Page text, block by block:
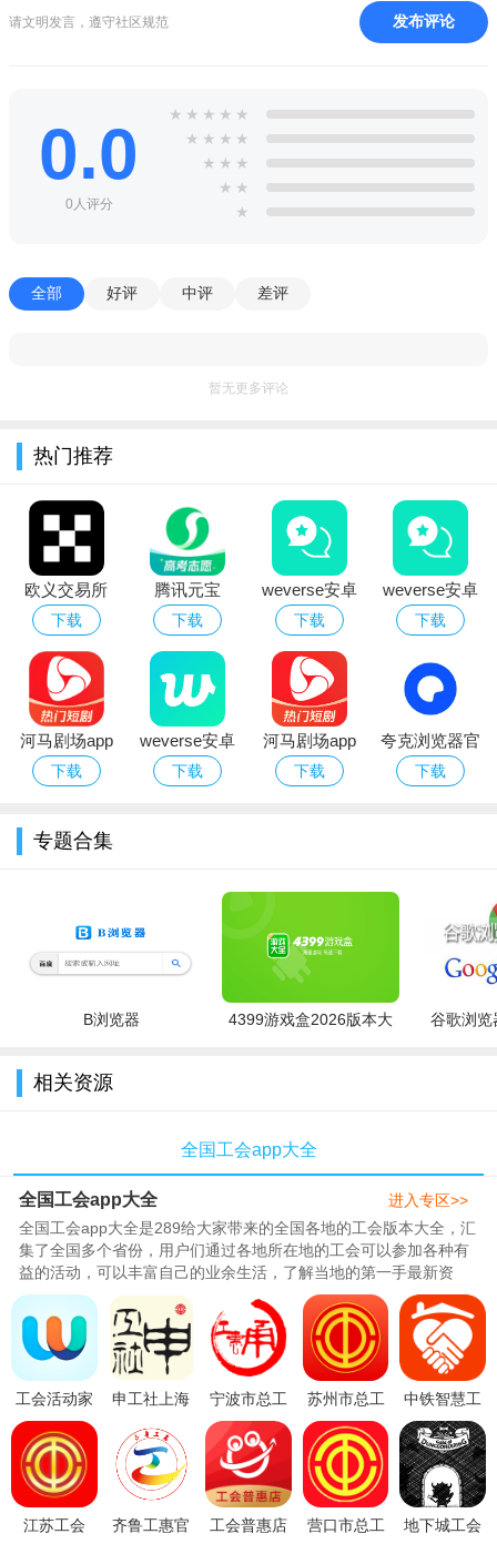
中行云工会安卓app2022最新版优势
2、将特色内容及时的呈现给用户，用户可随时随地的浏览新
闻，免费打球、挂号补助等，随时随地享受服务。
3、方便工会干部及工会会员办理业务，如入会、转会、建会
相关说明
署，通过简单的网上注册，就能轻松拥有工会管理系统。
请文明发言，遵守社区规范 发布评论
0.0
0人评分
★ ★ ★ ★ ★
★ ★ ★ ★
★ ★ ★
★ ★
★
全部 好评 中评 差评
暂无更多评论
热门推荐
欧义交易所
app下载2026
最新版本
下载
腾讯元宝
deepseek满
血版免费下载
下载
weverse安卓
下载安装2026
官方版（防弹
粉丝社区）
下载
weverse安卓
下载2026中文
下载
河马剧场app
免费网络短剧
下载
weverse安卓
下载2026中文
下载
河马剧场app
官方正版免费
下载
夸克浏览器官
方版下载2026
下载
专题合集
B浏览器
4399游戏盒2026版本大
谷歌浏览
相关资源
全国工会app大全
全国工会app大全
全国工会app大全是289给大家带来的全国各地的工会版本大全，汇
集了全国多个省份，用户们通过各地所在地的工会可以参加各种有
益的活动，可以丰富自己的业余生活，了解当地的第一手最新资
讯。..
进入专区>>
工会活动家
活动管理
appv1.0.0
申工社上海
官方版
v3.6.9安卓
最新版
宁波市总工
会官方
app(甬工
惠)v1.2.5安
卓版
苏州市总工
会app官方
版本v1.9.5
安卓最新版
中铁智慧工
会平台
app(中铁惠
园)1.99.2官
方安卓版
江苏工会
齐鲁工惠官
工会普惠店
营口市总工
地下城工会